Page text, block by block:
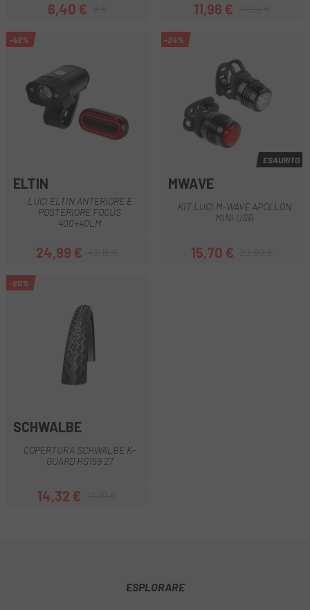
Prezzo
6,40 €Prezzo base Prezzo
11,96 €Prezzo base
-42%
ELTIN
LUCI ELTIN ANTERIORE E
POSTERIORE FOCUS
400+40LM
Prezzo
24,99 €Prezzo base
-24%
ESAURITO
MWAVE
KIT LUCI M-WAVE APOLLON
MINI USB
Prezzo
15,70 €Prezzo base
-20%
SCHWALBE
COPERTURA SCHWALBE K-
GUARD HS159 27
Prezzo
14,32 €Prezzo base
ESPLORARE